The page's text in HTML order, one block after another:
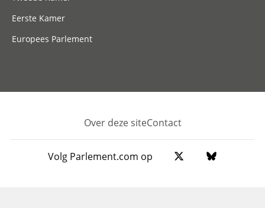
Eerste Kamer
Europees Parlement
Footer
Over deze siteContact
Volg Parlement.com op